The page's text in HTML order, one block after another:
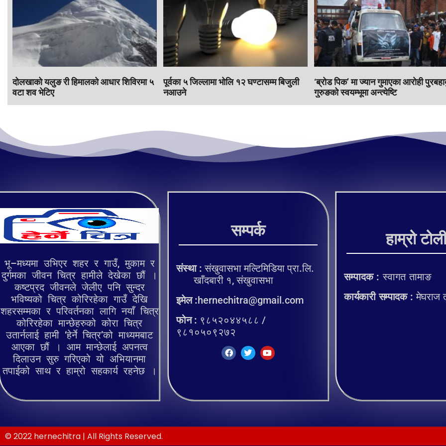
दोलखाको यलुङ री हिमालको आधार शिविरमा ५
वटा शव भेटिए
पूर्वका ५ जिल्लामा भाेलि १२ घण्टासम्म बिजुली
नआउने
‘ब्रोड पिक’ मा ज्यान गुमाएका आराेही
गुरुङको स्वयम्भूमा अन्त्येष्टि
भू–मध्यमा उभिएर शहर र गाउँ, मुकाम र
दुर्गमका जीवन चित्र हामीले देखेका छौं ।
कष्टप्रद जीवनले जेलीए पनि सुन्दर
भविष्यको चित्र कोरिरहेका गाउँ देखि
शहरसम्मका र परिवर्तनका लागि नयाँ चित्र
कोरिरहेका मान्छेहरुको कोरा चित्र
उतार्नलाई हामी ‘हेर्ने चित्र’को माध्यमबाट
आएका छौं । आम मान्छेलाई अपनत्व
दिलाउन सुरु गरिएको यो अभियानमा
तपाईको साथ र हाम्रो सहकार्य रहनेछ ।
सम्पर्क
संस्था : संखुवासभा मल्टिमिडिया प्रा.लि.
खाँदबारी १, संखुवासभा
इमेल :hernechitra@gmail.com
फोन : ९८५२०४४५८८ /
९८१०५०९२७२
हाम्रो टोली
सम्पादक :स्वागत तामाङ
कार्यकारी सम्पादक :मेघराज
© 2022 hernechitra | All Rights Reserved.